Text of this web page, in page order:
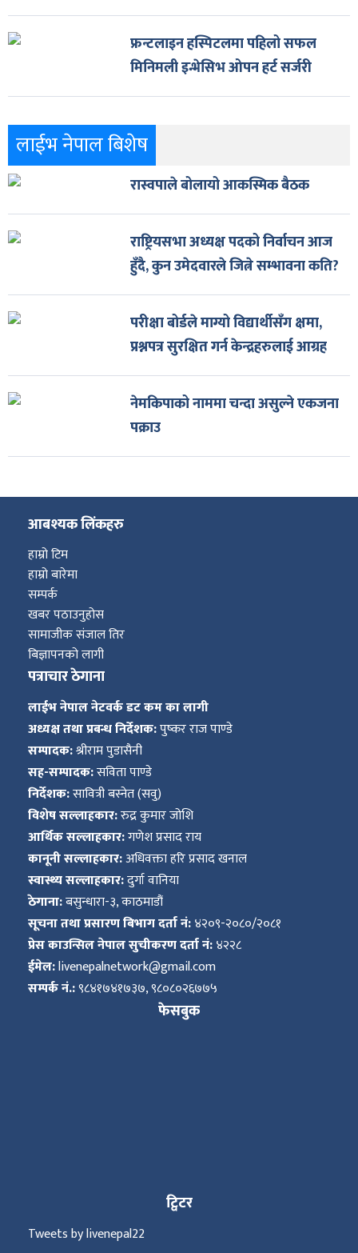
फ्रन्टलाइन हस्पिटलमा पहिलो सफल
मिनिमली इन्भेसिभ ओपन हर्ट सर्जरी
लाईभ नेपाल बिशेष
रास्वपाले बोलायो आकस्मिक बैठक
राष्ट्रियसभा अध्यक्ष पदको निर्वाचन आज
हुँदै, कुन उमेदवारले जित्ने सम्भावना कति?
परीक्षा बोर्डले माग्यो विद्यार्थीसँग क्षमा,
प्रश्नपत्र सुरक्षित गर्न केन्द्रहरुलाई आग्रह
नेमकिपाको नाममा चन्दा असुल्ने एकजना
पक्राउ
आबश्यक लिंकहरु
हाम्रो टिम
हाम्रो बारेमा
सम्पर्क
खबर पठाउनुहोस
सामाजीक संजाल तिर
बिज्ञापनको लागी
पत्राचार ठेगाना
लाईभ नेपाल नेटवर्क डट कम का लागी
अध्यक्ष तथा प्रबन्ध निर्देशक:पुष्कर राज पाण्डे
सम्पादक:श्रीराम पुडासैनी
सह-सम्पादक:सविता पाण्डे
निर्देशक:सावित्री बस्नेत (सवु)
विशेष सल्लाहकार:रुद्र कुमार जोशि
आर्थिक सल्लाहकार:गणेश प्रसाद राय
कानूनी सल्लाहकार:अधिवक्ता हरि प्रसाद खनाल
स्वास्थ्य सल्लाहकार:दुर्गा वानिया
ठेगाना:बसुन्धारा-३, काठमाडौं
सूचना तथा प्रसारण बिभाग दर्ता नं:४२०९-२०८०/२०८१
प्रेस काउन्सिल नेपाल सुचीकरण दर्ता नं:४२२८
ईमेल:livenepalnetwork@gmail.com
सम्पर्क नं.:९८४१७४१७३७, ९८०८०२६७७५
फेसबुक
ट्विटर
Tweets by livenepal22